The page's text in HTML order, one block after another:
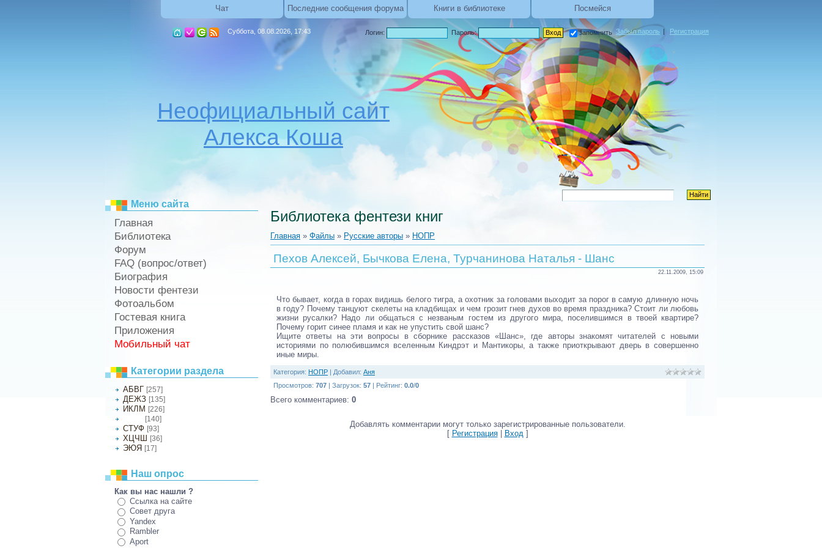
Чат Последние сообщения форума Книги в библиотеке Посмейся
Суббота, 08.08.2026, 17:43
Неофициальный сайт
Алекса Коша
Логин: Пароль: запомнить Забыл пароль | Регистрация
Меню сайта
Главная
Библиотека
Форум
FAQ (вопрос/ответ)
Биография
Новости фентези
Фотоальбом
Гостевая книга
Приложения
Мобильный чат
Категории раздела
АБВГ [257]
ДЕЖЗ [135]
ИКЛМ [226]
[140]
СТУФ [93]
ХЦЧШ [36]
ЭЮЯ [17]
Наш опрос
Как вы нас нашли ?
Ссылка на сайте
Совет друга
Yandex
Rambler
Aport
Библиотека фентези книг
Главная » Файлы » Русские авторы » НОПР
Пехов Алексей, Бычкова Елена, Турчанинова Наталья - Шанс
22.11.2009, 15:09
Что бывает, когда в горах видишь белого тигра, а охотник за головами выходит за порог в самую длинную ночь
в году? Почему танцуют скелеты на кладбищах и чем грозит гнев духов во время праздника? Стоит ли любовь
жизни русалки? Надо ли общаться с незваным гостем из другого мира, поселившимся в твоей квартире?
Почему горит синее пламя и как не упустить свой шанс?
Ищите ответы на эти вопросы в сборнике рассказов «Шанс», где авторы знакомят читателей с новыми
историями по полюбившимся вселенным Киндрэт и Мантикоры, а также приоткрывают дверь в совершенно
иные миры.
Категория: НОПР Добавил: Аня
Просмотров: 707 Загрузок: 57 Рейтинг: 0.0/0
Всего комментариев: 0
Добавлять комментарии могут только зарегистрированные пользователи.
[ Регистрация| Вход]